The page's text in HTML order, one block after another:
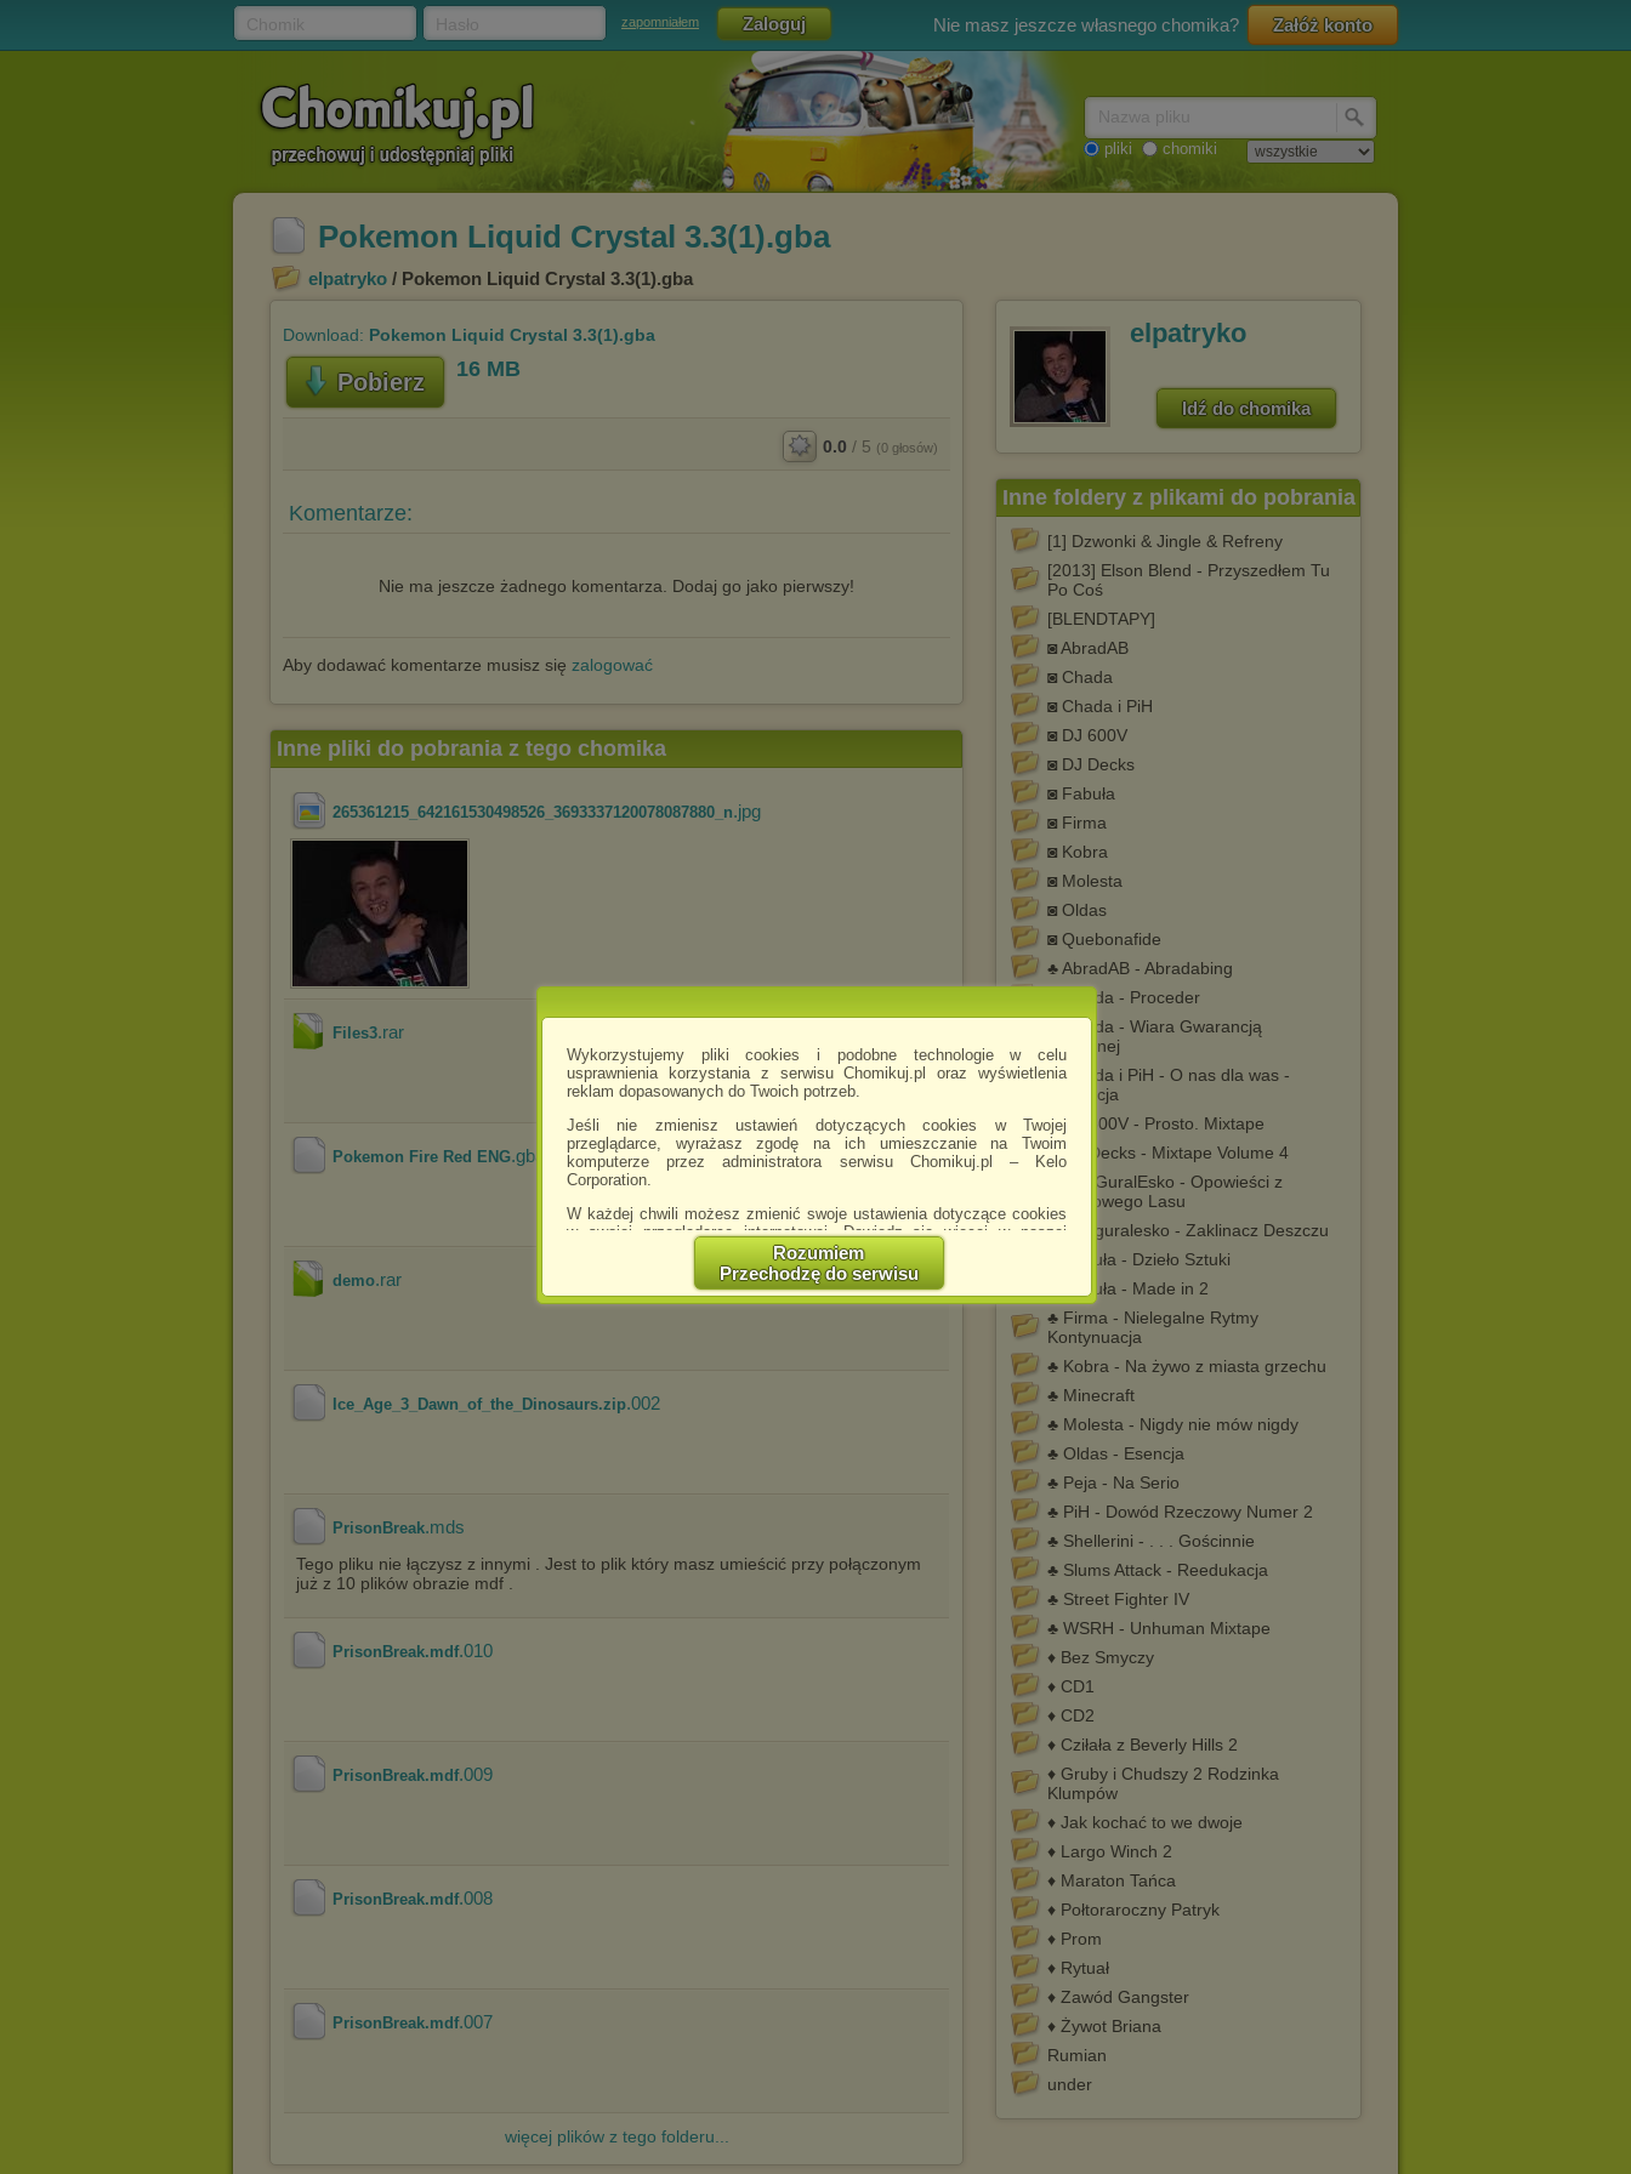
Wykorzystujemy pliki cookies i podobne technologie w celu
usprawnienia korzystania z serwisu Chomikuj.pl oraz wyświetlenia
reklam dopasowanych do Twoich potrzeb.
Jeśli nie zmienisz ustawień dotyczących cookies w Twojej
przeglądarce, wyrażasz zgodę na ich umieszczanie na Twoim
komputerze przez administratora serwisu Chomikuj.pl – Kelo
Corporation.
W każdej chwili możesz zmienić swoje ustawienia dotyczące cookies
w swojej przeglądarce internetowej. Dowiedz się więcej w naszej
http://chomikuj.pl/PolitykaPrywatnosci.aspx
Jednocześnie informujemy że zmiana ustawień przeglądarki może
spowodować ograniczenie korzystania ze strony Chomikuj.pl.
W przypadku braku twojej zgody na akceptację cookies niestety
Zaufanych Partnerów
(dostosowanie reklam do Twoich potrzeb, analiza skuteczności działań
Wyrażenie sprzeciwu spowoduje, że wyświetlana Ci reklama nie
będzie dopasowana do Twoich preferencji, a będzie to reklama
Istnieje możliwość zmiany ustawień przeglądarki internetowej w
sposób uniemożliwiający przechowywanie plików cookies na
urządzeniu końcowym. Można również usunąć pliki cookies,
dokonując odpowiednich zmian w ustawieniach przeglądarki
Pełną informację na ten temat znajdziesz pod adresem
Rozumiem
Przechodzę do serwisu
zapomniałem Nie masz jeszcze własnego chomika? Załóż konto
pliki chomiki
Pokemon Liquid Crystal 3.3(1).gba
elpatryko / Pokemon Liquid Crystal 3.3(1).gba
Download: Pokemon Liquid Crystal 3.3(1).gba
Pobierz 16 MB
0.0 / 5 (0 głosów)
Komentarze:
Nie ma jeszcze żadnego komentarza. Dodaj go jako pierwszy!
Aby dodawać komentarze musisz się zalogować
elpatryko
Idź do chomika
Inne foldery z plikami do pobrania
[1] Dzwonki & Jingle & Refreny
[2013] Elson Blend - Przyszedłem Tu
Po Coś
[BLENDTAPY]
◙ AbradAB
◙ Chada
◙ Chada i PiH
◙ DJ 600V
◙ DJ Decks
◙ Fabuła
◙ Firma
◙ Kobra
◙ Molesta
◙ Oldas
◙ Quebonafide
♣ AbradAB - Abradabing
♣ Chada - Proceder
♣ Chada - Wiara Gwarancją
Wygranej
♣ Chada i PiH - O nas dla was -
Reedycja
♣ DJ 600V - Prosto. Mixtape
♣ DJ Decks - Mixtape Volume 4
♣ DonGuralEsko - Opowieści z
Betonowego Lasu
♣ Donguralesko - Zaklinacz Deszczu
♣ Fabuła - Dzieło Sztuki
♣ Fabuła - Made in 2
♣ Firma - Nielegalne Rytmy
Kontynuacja
♣ Kobra - Na żywo z miasta grzechu
♣ Minecraft
♣ Molesta - Nigdy nie mów nigdy
♣ Oldas - Esencja
♣ Peja - Na Serio
♣ PiH - Dowód Rzeczowy Numer 2
♣ Shellerini - . . . Gościnnie
♣ Slums Attack - Reedukacja
♣ Street Fighter IV
♣ WSRH - Unhuman Mixtape
♦ Bez Smyczy
♦ CD1
♦ CD2
♦ Cziłała z Beverly Hills 2
♦ Gruby i Chudszy 2 Rodzinka
Klumpów
♦ Jak kochać to we dwoje
♦ Largo Winch 2
♦ Maraton Tańca
♦ Połtoraroczny Patryk
♦ Prom
♦ Rytuał
♦ Zawód Gangster
♦ Żywot Briana
Rumian
under
Inne pliki do pobrania z tego chomika
265361215_642161530498526_3693337120078087880_n.jpg
Files3.rar
Pokemon Fire Red ENG.gba
demo.rar
Ice_Age_3_Dawn_of_the_Dinosaurs.zip.002
PrisonBreak.mds
Tego pliku nie łączysz z innymi . Jest to plik który masz umieścić przy połączonym
już z 10 plików obrazie mdf .
PrisonBreak.mdf.010
PrisonBreak.mdf.009
PrisonBreak.mdf.008
PrisonBreak.mdf.007
więcej plików z tego folderu...